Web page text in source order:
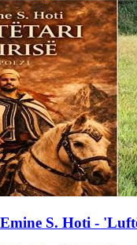
S. Hoti -